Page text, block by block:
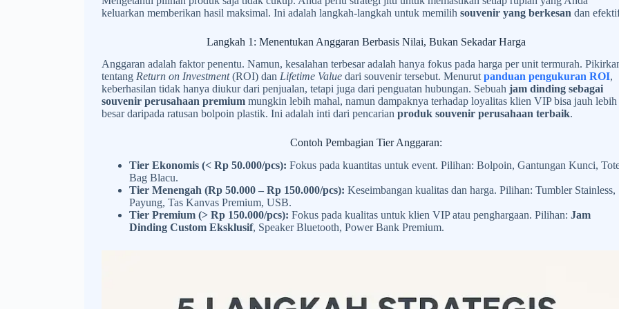
keluarkan memberikan hasil maksimal. Ini adalah langkah-langkah untuk memilih souvenir yang berkesan dan
Langkah 1: Menentukan Anggaran Berbasis Nilai, Bukan Sekadar Harga
Anggaran adalah faktor penentu. Namun, kesalahan terbesar adalah hanya fokus pada harga per unit termurah.
tentang Return on Investment(ROI) dan Lifetime Value dari souvenir tersebut. Menurut panduan pengukuran ROI,
keberhasilan tidak hanya diukur dari penjualan, tetapi juga dari penguatan hubungan. Sebuah jam dinding sebagai
souvenir perusahaan premium mungkin lebih mahal, namun dampaknya terhadap loyalitas klien VIP bisa jauh lebih
besar daripada ratusan bolpoin plastik. Ini adalah inti dari pencarian produk souvenir perusahaan terbaik.
Contoh Pembagian Tier Anggaran:
Tier Ekonomis (< Rp 50.000/pcs): Fokus pada kuantitas untuk event. Pilihan: Bolpoin, Gantungan Kunci,
Bag Blacu.
Tier Menengah (Rp 50.000 – Rp 150.000/pcs): Keseimbangan kualitas dan harga. Pilihan: Tumbler Stainless,
Payung, Tas Kanvas Premium, USB.
Tier Premium (> Rp 150.000/pcs): Fokus pada kualitas untuk klien VIP atau penghargaan. Pilihan: Jam
Dinding Custom Eksklusif, Speaker Bluetooth, Power Bank Premium.